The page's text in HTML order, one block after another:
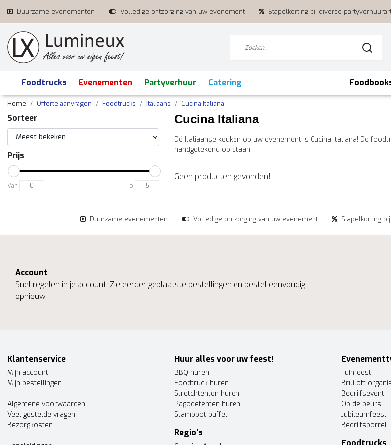
Duurzame evenementen Volledige ontzorging van uw evenement Stapelkorting bij diverse
Foodtrucks Evenementen Partyverhuur Catering
Home Offerte aanvragen Foodtrucks Italiaans Cucina Italiana
Sorteer
Prijs
Van To
Cucina Italiana
Dé Italiaanse keuken op uw evenement is Cucina Italiana! De
handgetekend op staan.
Geen producten gevonden!
Duurzame evenementen Volledige ontzorging van uw evenement Stapelkorting
Account
Snel regelen in je account. Zie eerder geplaatste bestellingen en bestel eenvoudig
opnieuw.
Klantenservice
Mijn account
Mijn bestellingen
Algemene voorwaarden
Veel gestelde vragen
Bezorgkosten
Huur alles voor uw feest!
BBQ huren
Foodtruck huren
Stretchtenten huren
Pagodetenten huren
Stamppot buffet
Regio's
Tuinfeest
Bruiloft
Bedrijfsevent
Op de beurs
Jubileumfeest
Bedrijfsborrel
Foodtrucks